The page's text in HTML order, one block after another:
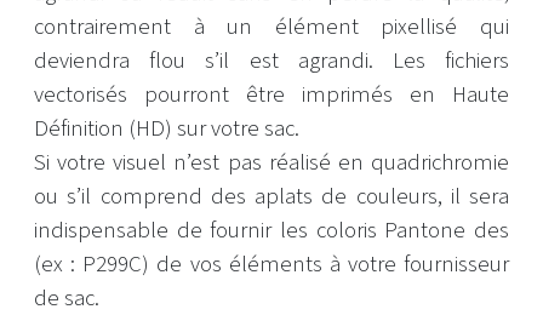
contrairement à un élément pixellisé qui
deviendra flou s’il est agrandi. Les fichiers
vectorisés pourront être imprimés en Haute
Définition (HD) sur votre sac.
Si votre visuel n’est pas réalisé en quadrichromie
ou s’il comprend des aplats de couleurs, il sera
indispensable de fournir les coloris Pantone des
(ex : P299C) de vos éléments à votre fournisseur
de sac.